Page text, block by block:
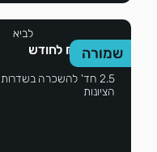
שמורה
2,700 ₪ לחודש
2.5 חד' להשכרה בשדרות
הציונות
לביא